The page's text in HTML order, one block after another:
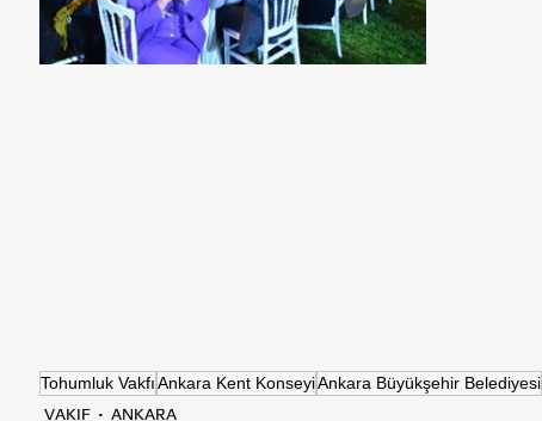
Tohumluk VakfıAnkara Kent KonseyiAnkara Büyükşehir Belediyesi
VAKIF
ANKARA